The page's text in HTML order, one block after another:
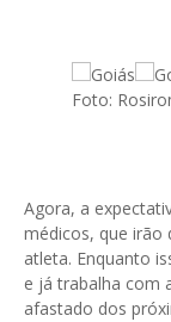
Foto:
Agora, a
médicos, que irão
atleta. Enquanto
e já trabalha com
afastado dos